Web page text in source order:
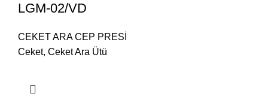
LGM-02/VD
CEKET ARA CEP PRESİ
Ceket, Ceket Ara Ütü